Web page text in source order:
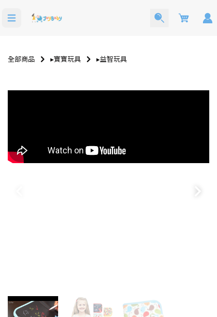
Cart
全部商品 ▸寶寶玩具 ▸益智玩具
西裝 洗澡玩具